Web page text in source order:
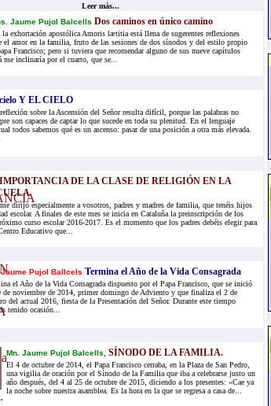
Leer más...
Jaume Pujol Balcells Dos caminos en único camino
la exhortación apostólica Amoris lætitia está llena de sugerentes reflexiones
el amor en la familia, fruto de las sesiones de dos sínodos y del estilo propio
Francisco; pero si tuviera que recomendar alguno de sus nueve capítulos
me inclinaría por el cuarto, que se...
Y EL CIELO
sobre la Ascensión del Señor resulta difícil, porque las palabras no
son capaces de captar lo que sucede en toda su plenitud. En el lenguaje
todos sabemos qué es un ascenso: pasar de una posición a otra más elevada.
DE LA CLASE DE RELIGIÓN EN LA
dirijo especialmente a vosotros, padres y madres de familia, que tenéis hijos
escolar. A finales de este mes se inicia en Cataluña la preinscripción de los
curso escolar 2016-2017. Es el momento que los padres debéis elegir para
Educativo que...
Jaume Pujol Ballcels Termina el Año de la Vida Consagrada
el Año de la Vida Consagrada dispuesto por el Papa Francisco, que se inició
de noviembre de 2014, primer domingo de Adviento y que finaliza el 2 de
del actual 2016, fiesta de la Presentación del Señor. Durante este tiempo
tenido ocasión...
Mn. Jaume Pujol Balcells, SÍNODO DE LA FAMILIA.
El 4 de octubre de 2014, el Papa Francisco cerraba, en la Plaza de San Pedro,
una vigilia de oración por el Sínodo de la Familia que iba a celebrarse justo un
año después, del 4 al 25 de octubre de 2015, diciendo a los presentes: «Cae ya
la noche sobre nuestra asamblea. Es la hora en la que se regresa a casa de...